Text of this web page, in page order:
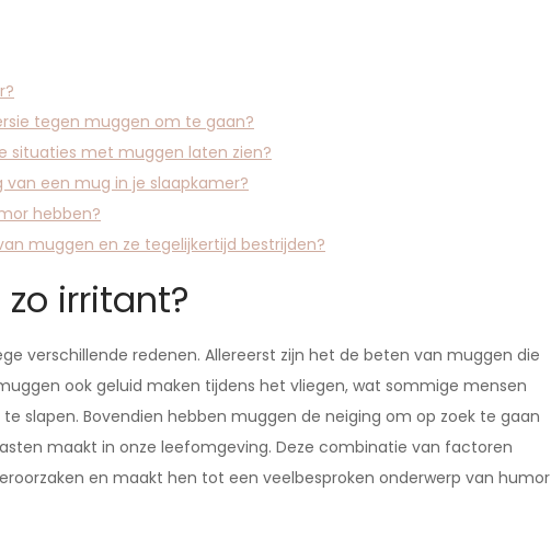
tegen muggen om te gaan?
situaties met muggen laten zien?
een mug in je slaapkamer?
hebben?
muggen en ze tegelijkertijd bestrijden?
irritant?
verschillende redenen. Allereerst zijn het de beten van muggen die
ook geluid maken tijdens het vliegen, wat sommige mensen
slapen. Bovendien hebben muggen de neiging om op zoek te gaan
maakt in onze leefomgeving. Deze combinatie van factoren
en maakt hen tot een veelbesproken onderwerp van humor